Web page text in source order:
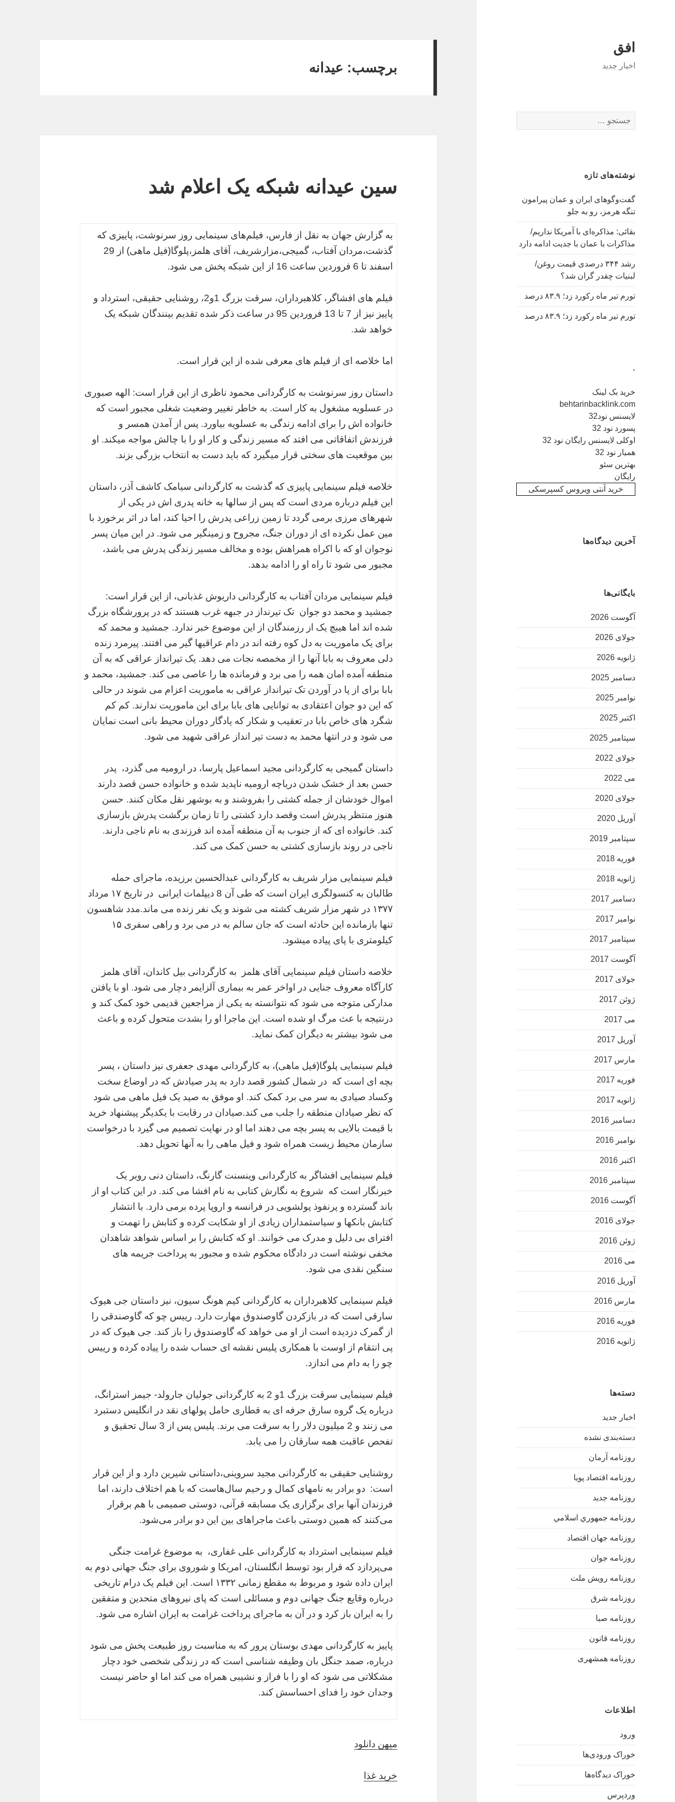
افق
اخبار جدید
برای:
نوشته‌های تازه
گفت‌وگوهای ایران و عمان پیرامون
تنگه هرمز، رو به جلو
بقائی: مذاکره‌ای با آمریکا نداریم/
مذاکرات با عمان با جدیت ادامه دارد
رشد ۳۴۴ درصدی قیمت روغن/
لبنیات چقدر گران شد؟
تورم تیر ماه رکورد زد؛ ۸۳.۹ درصد
تورم تیر ماه رکورد زد؛ ۸۳.۹ درصد
.
خرید بک لینک
behtarinbacklink.com
لایسنس نود32
پسورد نود 32
اوکلی لایسنس رایگان نود 32
همیار نود 32
بهترین سئو
رایگان
خرید آنتی ویروس کسپرسکی
آخرین دیدگاه‌ها
بایگانی‌ها
آگوست 2026
جولای 2026
ژانویه 2026
دسامبر 2025
نوامبر 2025
اکتبر 2025
سپتامبر 2025
جولای 2022
می 2022
جولای 2020
آوریل 2020
سپتامبر 2019
فوریه 2018
ژانویه 2018
دسامبر 2017
نوامبر 2017
سپتامبر 2017
آگوست 2017
جولای 2017
ژوئن 2017
می 2017
آوریل 2017
مارس 2017
فوریه 2017
ژانویه 2017
دسامبر 2016
نوامبر 2016
اکتبر 2016
سپتامبر 2016
آگوست 2016
جولای 2016
ژوئن 2016
می 2016
آوریل 2016
مارس 2016
فوریه 2016
ژانویه 2016
دسته‌ها
اخبار جدید
دسته‌بندی نشده
روزنامه آرمان
روزنامه اقتصاد پویا
روزنامه جدید
روزنامه جمهوري اسلامي
روزنامه جهان اقتصاد
روزنامه جوان
روزنامه رویش ملت
روزنامه شرق
روزنامه صبا
روزنامه قانون
روزنامه همشهری
اطلاعات
ورود
خوراک ورودی‌ها
خوراک دیدگاه‌ها
وردپرس
برچسب: عیدانه
سین عیدانه شبکه یک اعلام شد
به گزارش جهان به نقل از فارس، فیلم‌های سینمایی روز سرنوشت، پاییزی که
گذشت،مردان آفتاب، گمیجی،مزارشریف، آقای هلمز،پلوگا(فیل ماهی) از 29
اسفند تا 6 فروردین ساعت 16 از این شبکه پخش می شود.
فیلم های افشاگر، کلاهبرداران، سرقت بزرگ 1و2، روشنایی حقیقی، استرداد و
پاییز نیز از 7 تا 13 فروردین 95 در ساعت ذکر شده تقدیم بینندگان شبکه یک
خواهد شد.
اما خلاصه ای از فیلم های معرفی شده از این قرار است.
داستان روز سرنوشت به کارگردانی محمود ناظری از این قرار است: الهه صبوری
در عسلویه مشغول به کار است. به خاطر تغییر وضعیت شغلی مجبور است که
خانواده اش را برای ادامه زندگی به عسلویه بیاورد. پس از آمدن همسر و
فرزندش اتفاقاتی می افتد که مسیر زندگی و کار او را با چالش مواجه میکند. او
بین موقعیت های سختی قرار میگیرد که باید دست به انتخاب بزرگی بزند.
خلاصه فیلم سینمایی پاییزی که گذشت به کارگردانی سیامک کاشف آذر، داستان
این فیلم درباره مردی است که پس از سالها به خانه پدری اش در یکی از
شهرهای مرزی برمی گردد تا زمین زراعی پدرش را احیا کند، اما در اثر برخورد با
مین عمل نکرده ای از دوران جنگ، مجروح و زمینگیر می شود. در این میان پسر
نوجوان او که با اکراه همراهش بوده و مخالف مسیر زندگی پدرش می باشد،
مجبور می شود تا راه او را ادامه بدهد.
فیلم سینمایی مردان آفتاب به کارگردانی داریوش غذبانی، از این قرار است:
جمشید و محمد دو جوان تک تیرنداز در جبهه غرب هستند که در پرورشگاه بزرگ
شده اند اما هیبچ یک از رزمندگان از این موضوع خبر ندارد. جمشید و محمد که
برای یک ماموریت به دل کوه رفته اند در دام عراقیها گیر می افتند. پیرمرد زنده
دلی معروف به بابا آنها را از مخمصه نجات می دهد. یک تیرانداز عراقی که به آن
منطقه آمده امان همه را می برد و فرمانده ها را عاصی می کند. جمشید، محمد و
بابا برای از پا در آوردن تک تیرانداز عراقی به ماموریت اعزام می شوند در حالی
که این دو جوان اعتقادی به توانایی های بابا برای این ماموریت ندارند. کم کم
شگرد های خاص بابا در تعقیب و شکار که یادگار دوران محیط بانی است نمایان
می شود و در انتها محمد به دست تیر انداز عراقی شهید می شود.
داستان گمیجی به کارگردانی مجید اسماعیل پارسا، در ارومیه می گذرد، پدر
حسن بعد از خشک شدن دریاچه ارومیه ناپدید شده و خانواده حسن قصد دارند
اموال خودشان از جمله کشتی را بفروشند و به بوشهر نقل مکان کنند. حسن
هنوز منتظر پدرش است وقصد دارد کشتی را تا زمان برگشت پدرش بازسازی
کند. خانواده ای که از جنوب به آن منطقه آمده اند فرزندی به نام ناجی دارند.
ناجی در روند بازسازی کشتی به حسن کمک می کند.
فیلم سینمایی مزار شریف به کارگردانی عبدالحسین برزیده، ماجرای حمله
طالبان به کنسولگری ایران است که طی آن 8 دیپلمات ایرانی در تاریخ ۱۷ مرداد
۱۳۷۷ در شهر مزار شریف کشته می شوند و یک نفر زنده می ماند.مدد شاهسون
تنها بازمانده این حادثه است که جان سالم به در می برد و راهی سفری ۱۵
کیلومتری با پای پیاده می‎شود.
خلاصه داستان فیلم سینمایی آقای هلمز به کارگردانی بیل کاندان، آقای هلمز
کارآگاه معروف جنایی در اواخر عمر به بیماری آلزایمر دچار می شود. او با یافتن
مدارکی متوجه می شود که نتوانسته به یکی از مراجعین قدیمی خود کمک کند و
درنتیجه با عث مرگ او شده است. این ماجرا او را بشدت متحول کرده و باعث
می شود بیشتر به دیگران کمک نماید.
فیلم سینمایی پلوگا(فیل ماهی)، به کارگردانی مهدی جعفری نیز داستان ، پسر
بچه ای است که در شمال کشور قصد دارد به پدر صیادش که در اوضاع سخت
وکساد صیادی به سر می برد کمک کند. او موفق به صید یک فیل ماهی می شود
که نظر صیادان منطقه را جلب می کند.صیادان در رقابت با یکدیگر پیشنهاد خرید
با قیمت بالایی به پسر بچه می دهند اما او در نهایت تصمیم می گیرد با درخواست
سازمان محیط زیست همراه شود و فیل ماهی را به آنها تحویل دهد.
فیلم سینمایی افشاگر به کارگردانی وینسنت گارنگ، داستان دنی روبر یک
خبرنگار است که شروع به نگارش کتابی به نام افشا می کند. در این کتاب او از
باند گسترده و پرنفوذ پولشویی در فرانسه و اروپا پرده برمی دارد. با انتشار
کتابش بانکها و سیاستمداران زیادی از او شکایت کرده و کتابش را تهمت و
افترای بی دلیل و مدرک می خوانند. او که کتابش را بر اساس شواهد شاهدان
مخفی نوشته است در دادگاه محکوم شده و مجبور به پرداخت جریمه های
سنگین نقدی می شود.
فیلم سینمایی کلاهبرداران به کارگردانی کیم هونگ سیون، نیز داستان جی هیوک
سارقی است که در بازکردن گاوصندوق مهارت دارد. رییس چو که گاوصندقی را
از گمرک دزدیده است از او می خواهد که گاوصندوق را باز کند. جی هیوک که در
پی انتقام از اوست با همکاری پلیس نقشه ای حساب شده را پیاده کرده و رییس
چو را به دام می اندازد.
فیلم سینمایی سرقت بزرگ 1و 2 به کارگردانی جولیان جارولد- جیمز استرانگ،
درباره یک گروه سارق حرفه ای به قطاری حامل پولهای نقد در انگلیس دستبرد
می زنند و 2 میلیون دلار را به سرقت می برند. پلیس پس از 3 سال تحقیق و
تفحص عاقبت همه سارقان را می یابد.
روشنایی حقیقی به کارگردانی مجید سروینی،داستانی شیرین دارد و از این قرار
است: دو برادر به نامهای کمال و رحیم سال‌هاست که با هم اختلاف دارند، اما
فرزندان آنها برای برگزاری یک مسابقه قرآنی، دوستی صمیمی با هم برقرار
می‌کنند که همین دوستی باعث ماجراهای بین این دو برادر می‌شود.
فیلم سینمایی استرداد به کارگردانی علی غفاری، به موضوع غرامت جنگی
می‌پردازد که قرار بود توسط انگلستان، امریکا و شوروی برای جنگ جهانی دوم به
ایران داده شود و مربوط به مقطع زمانی ۱۳۳۲ است. این فیلم یک درام تاریخی
درباره وقایع جنگ جهانی دوم و مسائلی است که پای نیروهای متحدین و متفقین
را به ایران باز کرد و در آن به ماجرای پرداخت غرامت به ایران اشاره می شود.
پاییز به کارگردانی مهدی بوستان پرور که به مناسبت روز طبیعت پخش می شود
درباره، صمد جنگل بان وظیفه شناسی است که در زندگی شخصی خود دچار
مشکلاتی می شود که او را با فراز و نشیبی همراه می کند اما او حاضر نیست
وجدان خود را فدای احساسش کند.
میهن دانلود
خرید غذا